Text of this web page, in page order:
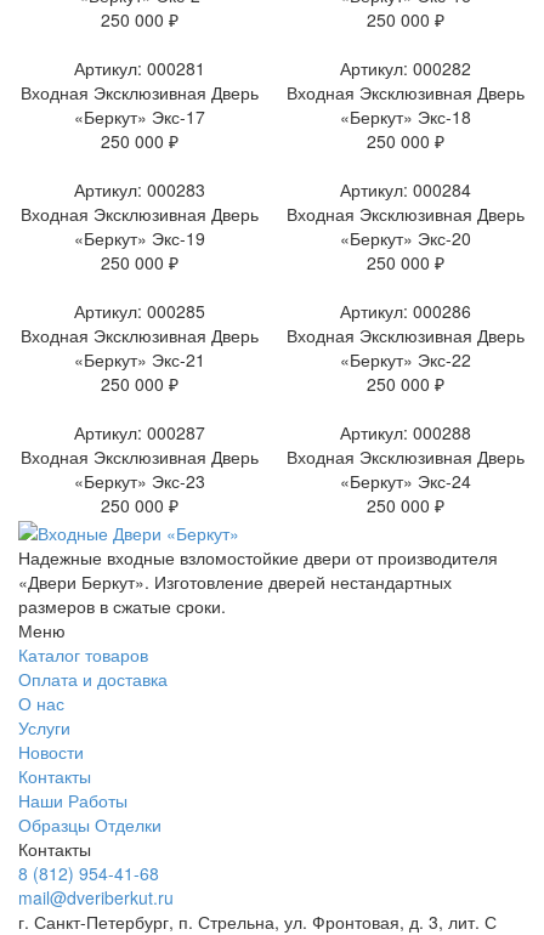
250 000 ₽
250 000 ₽
Артикул: 000281
Входная Эксклюзивная Дверь
«Беркут» Экс-17
250 000 ₽
Артикул: 000282
Входная Эксклюзивная Дверь
«Беркут» Экс-18
250 000 ₽
Артикул: 000283
Входная Эксклюзивная Дверь
«Беркут» Экс-19
250 000 ₽
Артикул: 000284
Входная Эксклюзивная Дверь
«Беркут» Экс-20
250 000 ₽
Артикул: 000285
Входная Эксклюзивная Дверь
«Беркут» Экс-21
250 000 ₽
Артикул: 000286
Входная Эксклюзивная Дверь
«Беркут» Экс-22
250 000 ₽
Артикул: 000287
Входная Эксклюзивная Дверь
«Беркут» Экс-23
250 000 ₽
Артикул: 000288
Входная Эксклюзивная Дверь
«Беркут» Экс-24
250 000 ₽
Надежные входные взломостойкие двери от производителя
«Двери Беркут». Изготовление дверей нестандартных
размеров в сжатые сроки.
Меню
Каталог товаров
Оплата и доставка
О нас
Услуги
Новости
Контакты
Наши Работы
Образцы Отделки
Контакты
8 (812) 954-41-68
mail@dveriberkut.ru
г. Санкт-Петербург, п. Стрельна, ул. Фронтовая, д. 3, лит. С